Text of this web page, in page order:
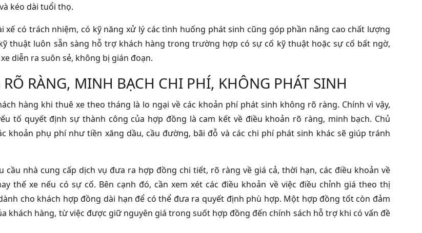
kéo dài tuổi thọ.
xế có trách nhiệm, có kỹ năng xử lý các tình huống phát sinh cũng góp phần nâng cao chất lượng
thuật luôn sẵn sàng hỗ trợ khách hàng trong trường hợp có sự cố kỹ thuật hoặc sự cố bất ngờ,
diễn ra suôn sẻ, không bị gián đoạn.
RÀNG, MINH BẠCH CHI PHÍ, KHÔNG PHÁT SINH
hàng khi thuê xe theo tháng là lo ngại về các khoản phí phát sinh không rõ ràng. Chính vì vậy,
tố quyết định sự thành công của hợp đồng là cam kết về điều khoản rõ ràng, minh bạch. Chủ
khoản phụ phí như tiền xăng dầu, cầu đường, bãi đỗ và các chi phí phát sinh khác sẽ giúp tránh
cầu nhà cung cấp dịch vụ đưa ra hợp đồng chi tiết, rõ ràng về giá cả, thời hạn, các điều khoản về
thế xe nếu có sự cố. Bên cạnh đó, cần xem xét các điều khoản về việc điều chỉnh giá theo thị
cho khách hợp đồng dài hạn để có thể đưa ra quyết định phù hợp. Một hợp đồng tốt còn đảm
khách hàng, từ việc được giữ nguyên giá trong suốt hợp đồng đến chính sách hỗ trợ khi có vấn đề